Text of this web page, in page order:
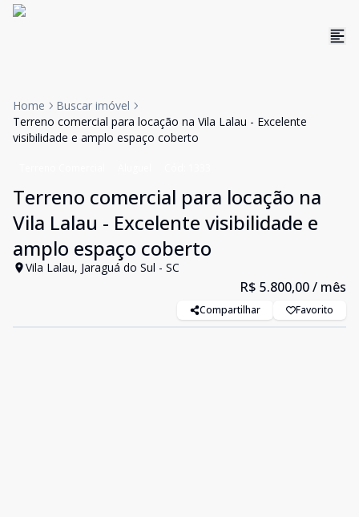
Home
Buscar imóvel
Terreno comercial para locação na Vila Lalau - Excelente
visibilidade e amplo espaço coberto
Terreno comercial para locação na
Vila Lalau - Excelente visibilidade e
amplo espaço coberto
Vila Lalau, Jaraguá do Sul - SC
R$ 5.800,00/ mês
Compartilhar Favorito